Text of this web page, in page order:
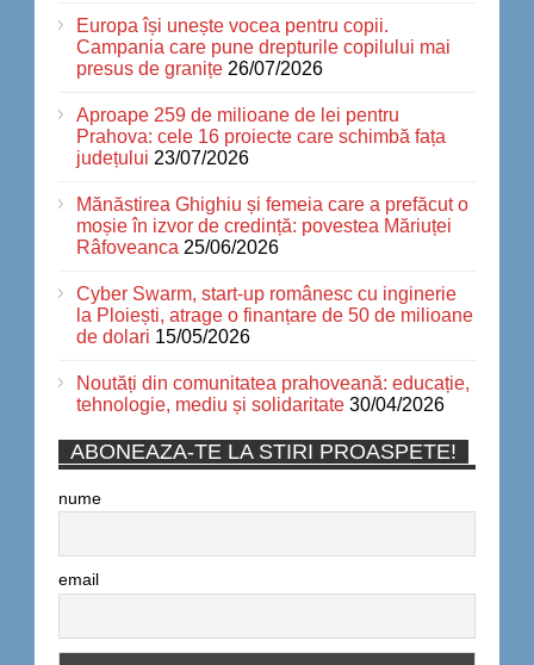
Europa își unește vocea pentru copii.
Campania care pune drepturile copilului mai
presus de granițe 26/07/2026
Aproape 259 de milioane de lei pentru
Prahova: cele 16 proiecte care schimbă fața
județului 23/07/2026
Mănăstirea Ghighiu și femeia care a prefăcut o
moșie în izvor de credință: povestea Măriuței
Râfoveanca 25/06/2026
Cyber Swarm, start-up românesc cu inginerie
la Ploiești, atrage o finanțare de 50 de milioane
de dolari 15/05/2026
Noutăți din comunitatea prahoveană: educație,
tehnologie, mediu și solidaritate 30/04/2026
ABONEAZA-TE LA STIRI PROASPETE!
nume
email